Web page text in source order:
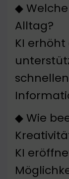
◆
Alltag?
KI erhöht
schnellen
◆ Wie
KI